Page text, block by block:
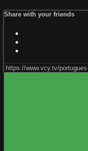
Share with your friends